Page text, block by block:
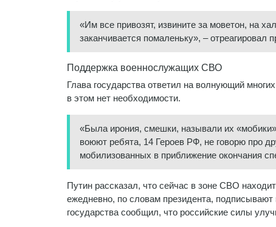
«Им все привозят, извините за моветон, на
заканчивается помаленьку», – отреагировал
Поддержка военнослужащих СВО
Глава государства ответил на волнующий
в этом нет необходимости.
«Была ирония, смешки, называли их
воюют ребята, 14 Героев РФ, не говорю про
мобилизованных в приближение окончания
Путин рассказал, что сейчас в зоне СВО
ежедневно, по словам президента,
государства сообщил, что российские силы